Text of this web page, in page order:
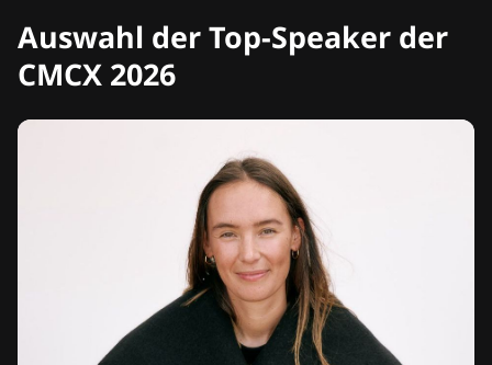
Auswahl der Top-Speaker der
CMCX 2026